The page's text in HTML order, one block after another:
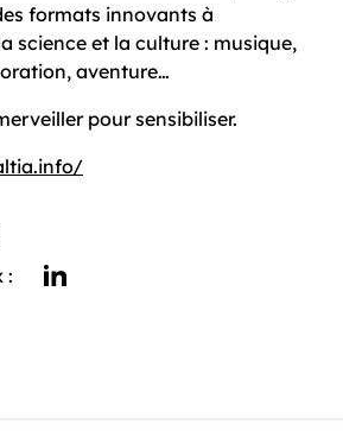
formats innovants à
science et la culture : musique,
aventure…
pour sensibiliser.
: